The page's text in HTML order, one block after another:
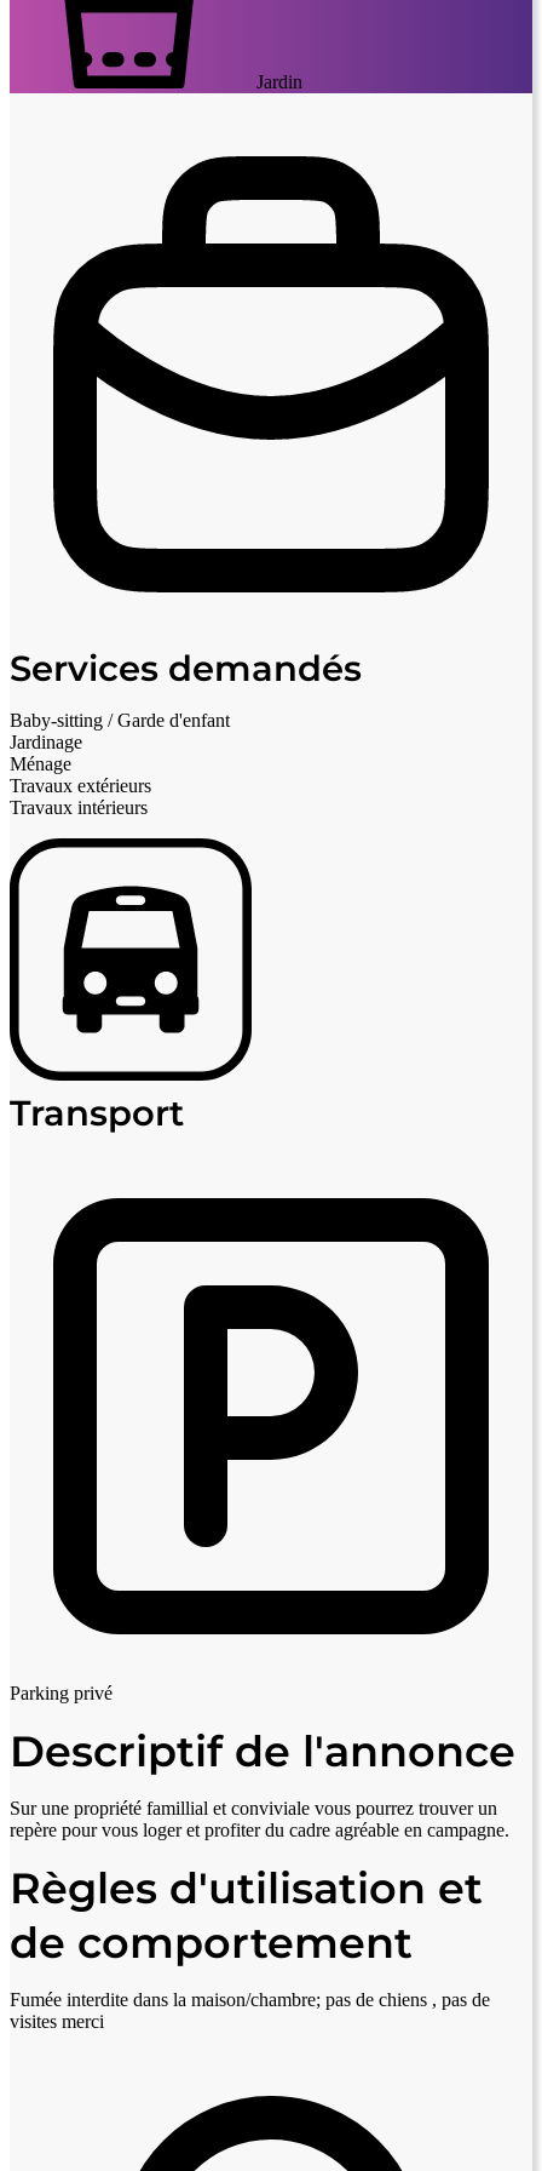
Jardin
Services demandés
Baby-sitting / Garde d'enfant
Jardinage
Ménage
Travaux extérieurs
Travaux intérieurs
Transport
Parking privé
Descriptif de l'annonce
Sur une propriété famillial et conviviale vous pourrez trouver un
repère pour vous loger et profiter du cadre agréable en campagne.
Règles d'utilisation et
de comportement
Fumée interdite dans la maison/chambre; pas de chiens , pas de
visites merci